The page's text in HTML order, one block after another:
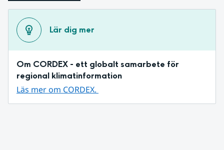
Lär dig mer
Om CORDEX - ett globalt samarbete för
regional klimatinformation
Läs mer om CORDEX.